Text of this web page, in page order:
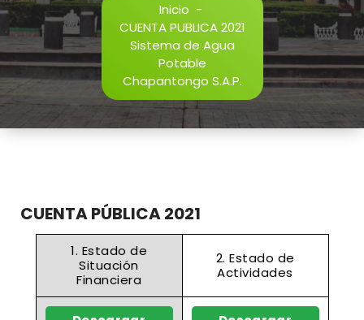
Inicio -
CUENTA PUBLICA 2021
Sistema de Agua
Potable
Chapantongo S.A.P.
CUENTA PÚBLICA 2021
1. Estado de
Situación
Financiera
2. Estado de
Actividades